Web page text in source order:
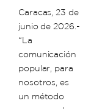
Caracas, 23 de
junio de 2026.-
“La
comunicación
popular, para
nosotros, es
un método